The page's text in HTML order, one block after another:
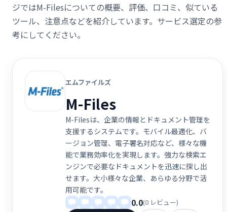
ジではM-Filesについての概要、評価、口コミ、似ている
ツール、注意点などを紹介しています。サービス選定の参
考にしてください。
エムファイルズ
M-Files
M-Filesは、企業の情報とドキュメント管理を
支援するシステムです。モバイル最適化、バ
ージョン管理、電子署名対応など、様々な機
能で業務効率化を実現します。強力な検索エ
ンジンで必要なドキュメントを迅速に探し出
せます。大小様々な企業、あらゆる分野で活
用可能です。
0.0(0 レビュー)